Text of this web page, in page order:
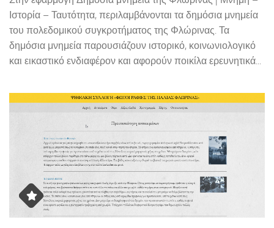
Ιστορία – Ταυτότητα, περιλαμβάνονται τα δημόσια μνημεία
του πολεδομικού συγκροτήματος της Φλώρινας. Τα
δημόσια μνημεία παρουσιάζουν ιστορικό, κοινωνιολογικό
και εικαστικό ενδιαφέρον και αφορούν ποικίλα ερευνητικά...